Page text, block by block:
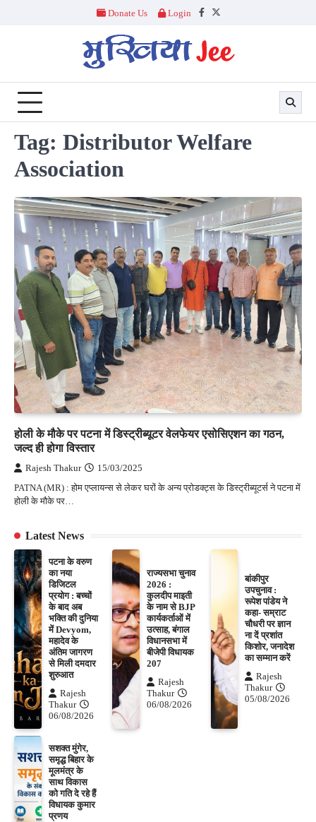
Donate Us Login
Facebook
Twitter
Tag: Distributor Welfare
Association
होली के मौके पर पटना में डिस्ट्रीब्यूटर वेलफेयर एसोसिएशन का गठन,
जल्द ही होगा विस्तार
Rajesh Thakur 15/03/2025
PATNA (MR) : होम एप्लायन्स से लेकर घरों के अन्य प्रोडक्ट्स के डिस्ट्रीब्यूटर्स ने पटना में
होली के मौके पर…
Latest News
पटना के वरुण
का नया
डिजिटल
प्रयोग : बच्चों
के बाद अब
भक्ति की दुनिया
में Devyom,
महादेव के
अंतिम जागरण
से मिली दमदार
शुरुआत
Rajesh
Thakur
06/08/2026
राज्यसभा चुनाव
2026 :
कुलदीप माइती
के नाम से BJP
कार्यकर्ताओं में
उत्साह, बंगाल
विधानसभा में
बीजेपी विधायक
207
Rajesh
Thakur
06/08/2026
बांकीपुर
उपचुनाव :
रूपेश पांडेय ने
कहा- सम्राट
चौधरी पर ज्ञान
ना दें प्रशांत
किशोर, जनादेश
का सम्मान करें
Rajesh
Thakur
05/08/2026
सशक्त मुंगेर,
समृद्ध बिहार के
मूलमंत्र के
साथ विकास
को गति दे रहे हैं
विधायक कुमार
प्रणय